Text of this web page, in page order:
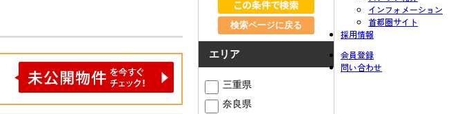
インフォメーション
首都圏サイト
採用情報
会員登録
問い合わせ
検索ページに戻る
エリア
三重県
奈良県